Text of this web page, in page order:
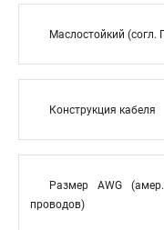
Маслостойкий
Конструкция кабеля
Размер AWG
проводов)